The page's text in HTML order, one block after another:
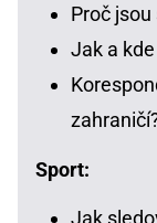
Proč
Jak a
Sport:
Jak